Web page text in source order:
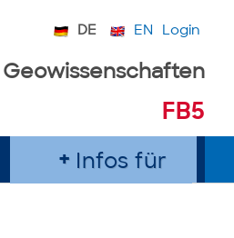
DE EN Login
FB5
Infos für